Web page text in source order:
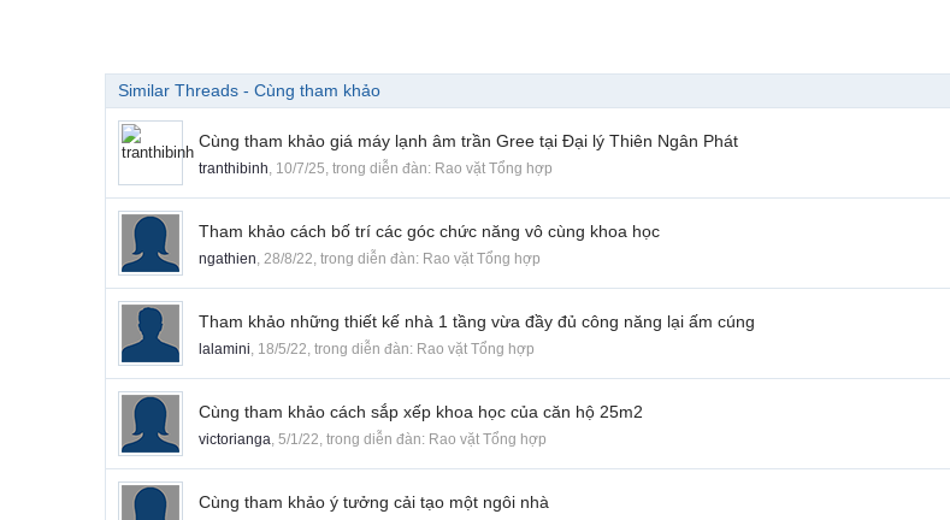
Similar Threads - Cùng tham khảo
Cùng tham khảo giá máy lạnh âm trần Gree tại Đại lý Thiên Ngân Phát
tranthibinh, 10/7/25, trong diễn đàn: Rao vặt Tổng hợp
Tham khảo cách bố trí các góc chức năng vô cùng khoa học
ngathien, 28/8/22, trong diễn đàn: Rao vặt Tổng hợp
Tham khảo những thiết kế nhà 1 tầng vừa đầy đủ công năng lại ấm cúng
lalamini, 18/5/22, trong diễn đàn: Rao vặt Tổng hợp
Cùng tham khảo cách sắp xếp khoa học của căn hộ 25m2
victorianga, 5/1/22, trong diễn đàn: Rao vặt Tổng hợp
Cùng tham khảo ý tưởng cải tạo một ngôi nhà